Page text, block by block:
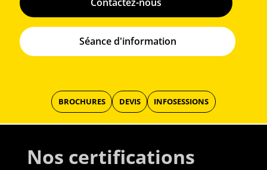
Séance d'information
BROCHURES DEVIS INFOSESSIONS
Nos certifications